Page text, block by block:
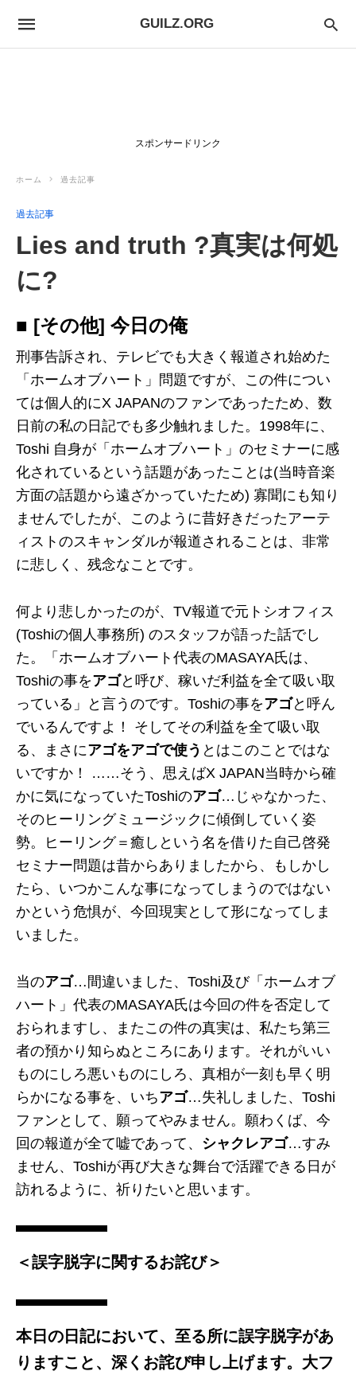
GUILZ.ORG
スポンサードリンク
ホーム 過去記事
過去記事
Lies and truth ?真実は何処
に?
■ [その他] 今日の俺
刑事告訴され、テレビでも大きく報道され始めた
「ホームオブハート」問題ですが、この件につい
ては個人的にX JAPANのファンであったため、数
日前の私の日記でも多少触れました。1998年に、
Toshi 自身が「ホームオブハート」のセミナーに感
化されているという話題があったことは(当時音楽
方面の話題から遠ざかっていたため) 寡聞にも知り
ませんでしたが、このように昔好きだったアーテ
ィストのスキャンダルが報道されることは、非常
に悲しく、残念なことです。
何より悲しかったのが、TV報道で元トシオフィス
(Toshiの個人事務所) のスタッフが語った話でし
た。「ホームオブハート代表のMASAYA氏は、
Toshiの事をアゴと呼び、稼いだ利益を全て吸い取
っている」と言うのです。Toshiの事をアゴと呼ん
でいるんですよ！ そしてその利益を全て吸い取
る、まさにアゴをアゴで使う とはこのことではな
いですか！ ……そう、思えばX JAPAN当時から確
かに気になっていたToshiのアゴ…じゃなかった、
そのヒーリングミュージックに傾倒していく姿
勢。ヒーリング＝癒しという名を借りた自己啓発
セミナー問題は昔からありましたから、もしかし
たら、いつかこんな事になってしまうのではない
かという危惧が、今回現実として形になってしま
いました。
当のアゴ…間違いました、Toshi及び「ホームオブ
ハート」代表のMASAYA氏は今回の件を否定して
おられますし、またこの件の真実は、私たち第三
者の預かり知らぬところにあります。それがいい
ものにしろ悪いものにしろ、真相が一刻も早く明
らかになる事を、いちアゴ…失礼しました、Toshi
ファンとして、願ってやみません。願わくば、今
回の報道が全て嘘であって、 シャクレアゴ…すみ
ません、Toshiが再び大きな舞台で活躍できる日が
訪れるように、祈りたいと思います。
＜誤字脱字に関するお詫び＞
本日の日記において、至る所に誤字脱字があ
りますこと、深くお詫び申し上げます。大フ